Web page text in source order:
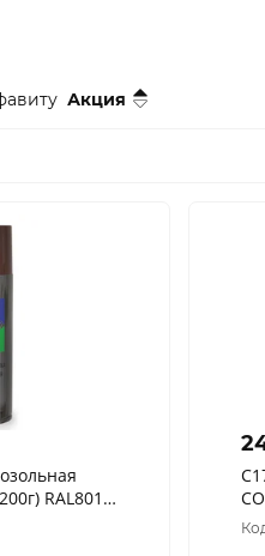
Акция
RAL8017